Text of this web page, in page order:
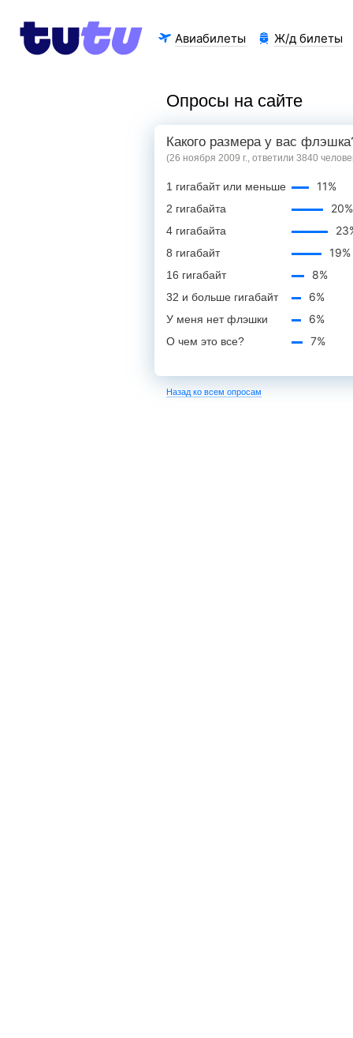
Авиабилеты Ж/д билеты
Опросы на сайте
Какого размера у вас
(26 ноября 2009 г., ответили 3840
1 гигабайт или меньше 11%
2 гигабайта 20%
4 гигабайта
8 гигабайт 19%
16 гигабайт 8%
32 и больше гигабайт 6%
У меня нет флэшки 6%
О чем это все? 7%
Назад ко всем опросам